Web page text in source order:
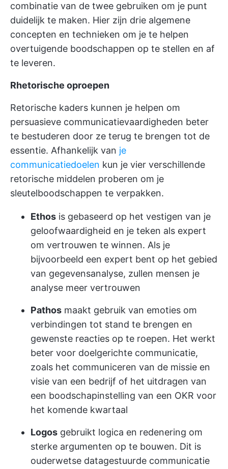
combinatie van de twee gebruiken om je punt
duidelijk te maken. Hier zijn drie algemene
concepten en technieken om je te helpen
overtuigende boodschappen op te stellen en af
te leveren.
Rhetorische oproepen
Retorische kaders kunnen je helpen om
persuasieve communicatievaardigheden beter
te bestuderen door ze terug te brengen tot de
essentie. Afhankelijk van je
communicatiedoelen kun je vier verschillende
retorische middelen proberen om je
sleutelboodschappen te verpakken.
Ethos is gebaseerd op het vestigen van je
geloofwaardigheid en je teken als expert
om vertrouwen te winnen. Als je
bijvoorbeeld een expert bent op het gebied
van gegevensanalyse, zullen mensen je
analyse meer vertrouwen
Pathos maakt gebruik van emoties om
verbindingen tot stand te brengen en
gewenste reacties op te roepen. Het werkt
beter voor doelgerichte communicatie,
zoals het communiceren van de missie en
visie van een bedrijf of het uitdragen van
een boodschapinstelling van een OKR voor
het komende kwartaal
Logos gebruikt logica en redenering om
sterke argumenten op te bouwen. Dit is
ouderwetse datagestuurde communicatie